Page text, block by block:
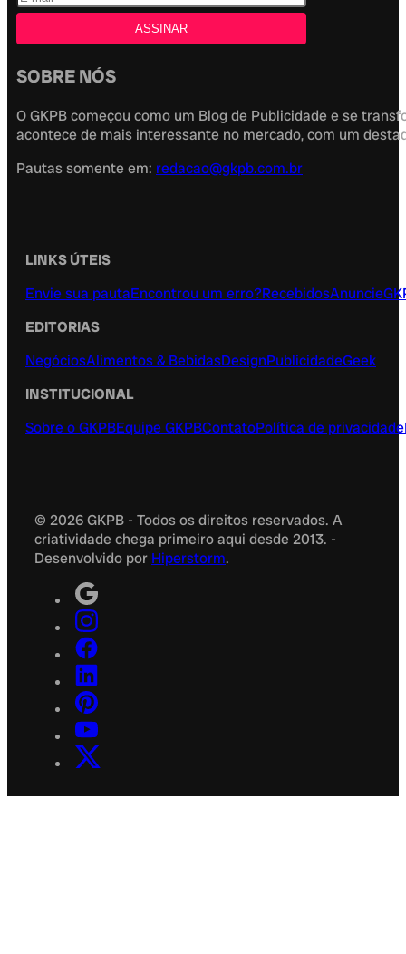
SOBRE NÓS
O GKPB começou como um Blog de Publicidade e se
acontece de mais interessante no mercado, com um
Pautas somente em: redacao@gkpb.com.br
LINKS ÚTEIS
Envie sua pautaEncontrou um erro?RecebidosAnuncie
EDITORIAS
NegóciosAlimentos & BebidasDesignPublicidadeGeek
INSTITUCIONAL
Sobre o GKPBEquipe GKPBContatoPolítica de privacidade
© 2026 GKPB - Todos os direitos reservados. A
criatividade chega primeiro aqui desde 2013. -
Desenvolvido por Hiperstorm.